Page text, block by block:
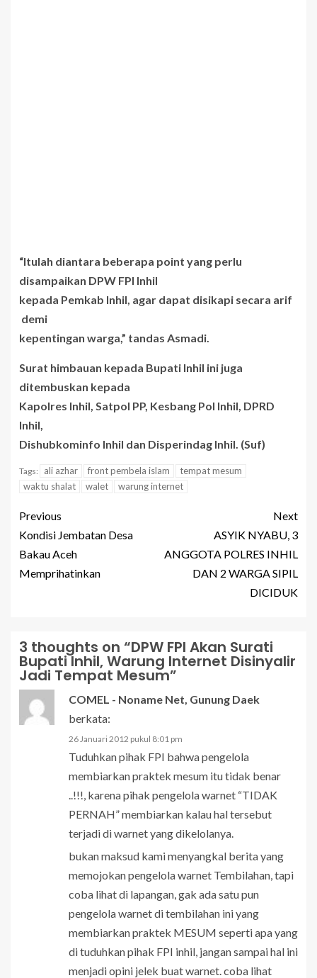
“Itulah diantara beberapa point yang perlu
disampaikan DPW FPI Inhil
kepada Pemkab Inhil, agar dapat disikapi secara arif
demi
kepentingan warga,” tandas Asmadi.
Surat himbauan kepada Bupati Inhil ini juga
ditembuskan kepada
Kapolres Inhil, Satpol PP, Kesbang Pol Inhil, DPRD
Inhil,
Dishubkominfo Inhil dan Disperindag Inhil. (Suf)
Tags: ali azhar front pembela islam
tempat mesum
waktu shalat
walet warung internet
Previous
Kondisi Jembatan Desa
Bakau Aceh
Memprihatinkan
Next
ASYIK NYABU, 3
ANGGOTA POLRES INHIL
DAN 2 WARGA SIPIL
DICIDUK
3 thoughts on “DPW FPI Akan Surati
Bupati Inhil, Warung Internet Disinyalir
Jadi Tempat Mesum”
COMEL - Noname Net, Gunung Daek
berkata:
26 Januari 2012 pukul 8:01 pm
Tuduhkan pihak FPI bahwa pengelola
membiarkan praktek mesum itu tidak benar
..!!!, karena pihak pengelola warnet “TIDAK
PERNAH” membiarkan kalau hal tersebut
terjadi di warnet yang dikelolanya.
bukan maksud kami menyangkal berita yang
memojokan pengelola warnet Tembilahan, tapi
coba lihat di lapangan, gak ada satu pun
pengelola warnet di tembilahan ini yang
membiarkan praktek MESUM seperti apa yang
di tuduhkan pihak FPI inhil, jangan sampai hal ini
menjadi opini jelek buat warnet. coba lihat